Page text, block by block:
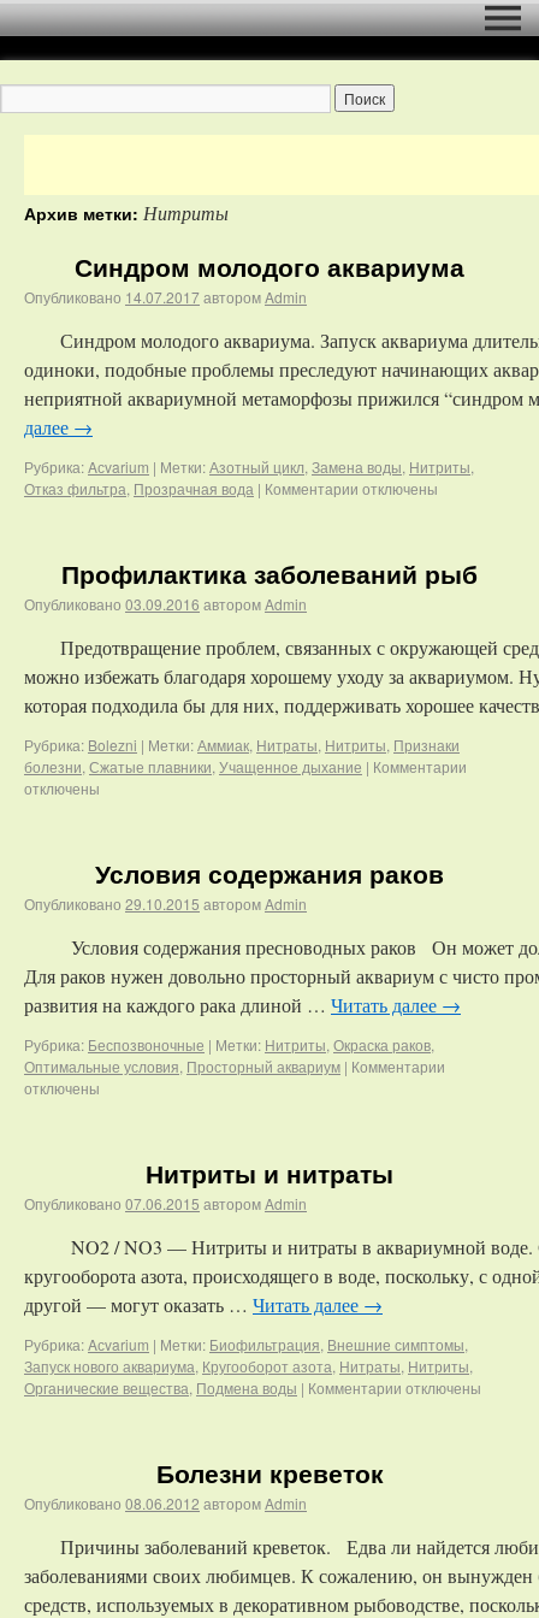
Архив метки: Нитриты
Синдром молодого аквариума
Опубликовано 14.07.2017авторомAdmin
Синдром молодого аквариума. Запуск аквариума
одиноки, подобные проблемы преследуют начинающих
неприятной аквариумной метаморфозы прижился “синдром
далее →
Рубрика:Aсvarium | Метки:Азотный цикл, Замена воды, Нитриты,
Отказ фильтра, Прозрачная вода | Комментарии отключены
Профилактика заболеваний рыб
Опубликовано 03.09.2016 авторомAdmin
Предотвращение проблем, связанных с окружающей
можно избежать благодаря хорошему уходу за аквариумом.
которая подходила бы для них, поддерживать хорошее
Рубрика: Bolezni | Метки:Аммиак, Нитраты, Нитриты, Признаки
болезни, Сжатые плавники, Учащенное дыхание | Комментарии
отключены
Условия содержания раков
Опубликовано 29.10.2015 авторомAdmin
Условия содержания пресноводных раков Он может
Для раков нужен довольно просторный аквариум с чисто
развития на каждого рака длиной … Читать далее →
Рубрика: Беспозвоночные | Метки: Нитриты, Окраска раков,
Оптимальные условия, Просторный аквариум | Комментарии
отключены
Нитриты и нитраты
Опубликовано 07.06.2015 авторомAdmin
NO2 / NO3 — Нитриты и нитраты в аквариумной воде.
кругооборота азота, происходящего в воде, поскольку, с
другой — могут оказать … Читать далее →
Рубрика:Aсvarium | Метки: Биофильтрация, Внешние симптомы,
Запуск нового аквариума, Кругооборот азота, Нитраты, Нитриты,
Органические вещества, Подмена воды | Комментарии отключены
Болезни креветок
Опубликовано 08.06.2012 авторомAdmin
Причины заболеваний креветок. Едва ли найдется
заболеваниями своих любимцев. К сожалению, он вынужден
средств, используемых в декоративном рыбоводстве,